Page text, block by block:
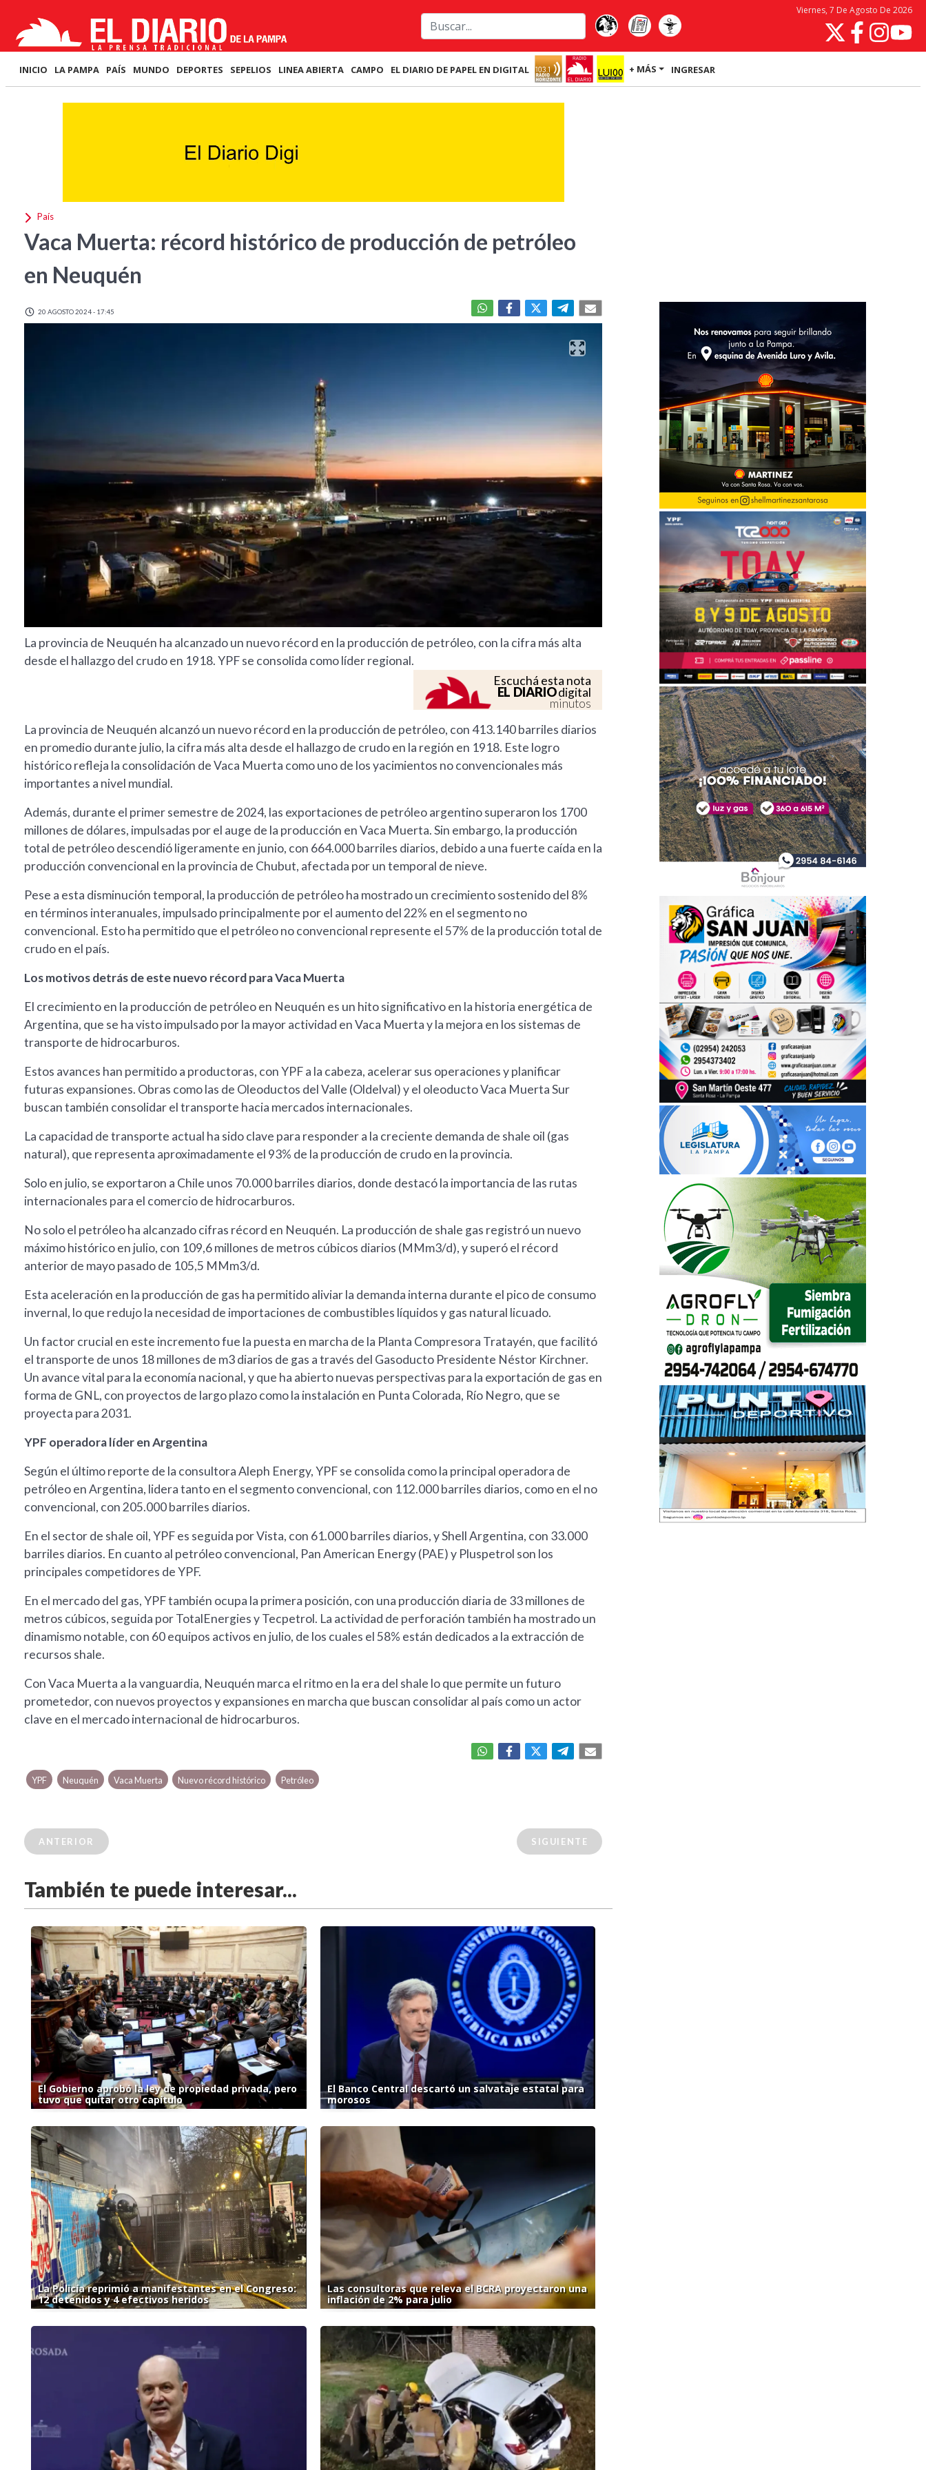
Viernes, 7 De Agosto De 2026
INICIO LA PAMPA PAÍS MUNDO DEPORTES SEPELIOS LINEA ABIERTA CAMPO EL DIARIO DE PAPEL EN DIGITAL + MÁS INGRESAR
País
Vaca Muerta: récord histórico de producción de petróleo
en Neuquén
20 AGOSTO 2024 - 17:45
La provincia de Neuquén ha alcanzado un nuevo récord en la producción de petróleo, con la cifra más alta
desde el hallazgo del crudo en 1918. YPF se consolida como líder regional.
Escuchá esta nota
EL DIARIOdigital
minutos
La provincia de Neuquén alcanzó un nuevo récord en la producción de petróleo, con 413.140 barriles diarios
en promedio durante julio, la cifra más alta desde el hallazgo de crudo en la región en 1918. Este logro
histórico refleja la consolidación de Vaca Muerta como uno de los yacimientos no convencionales más
importantes a nivel mundial.
Además, durante el primer semestre de 2024, las exportaciones de petróleo argentino superaron los 1700
millones de dólares, impulsadas por el auge de la producción en Vaca Muerta. Sin embargo, la producción
total de petróleo descendió ligeramente en junio, con 664.000 barriles diarios, debido a una fuerte caída en la
producción convencional en la provincia de Chubut, afectada por un temporal de nieve.
Pese a esta disminución temporal, la producción de petróleo ha mostrado un crecimiento sostenido del 8%
en términos interanuales, impulsado principalmente por el aumento del 22% en el segmento no
convencional. Esto ha permitido que el petróleo no convencional represente el 57% de la producción total de
crudo en el país.
Los motivos detrás de este nuevo récord para Vaca Muerta
El crecimiento en la producción de petróleo en Neuquén es un hito significativo en la historia energética de
Argentina, que se ha visto impulsado por la mayor actividad en Vaca Muerta y la mejora en los sistemas de
transporte de hidrocarburos.
Estos avances han permitido a productoras, con YPF a la cabeza, acelerar sus operaciones y planificar
futuras expansiones. Obras como las de Oleoductos del Valle (Oldelval) y el oleoducto Vaca Muerta Sur
buscan también consolidar el transporte hacia mercados internacionales.
La capacidad de transporte actual ha sido clave para responder a la creciente demanda de shale oil (gas
natural), que representa aproximadamente el 93% de la producción de crudo en la provincia.
Solo en julio, se exportaron a Chile unos 70.000 barriles diarios, donde destacó la importancia de las rutas
internacionales para el comercio de hidrocarburos.
No solo el petróleo ha alcanzado cifras récord en Neuquén. La producción de shale gas registró un nuevo
máximo histórico en julio, con 109,6 millones de metros cúbicos diarios (MMm3/d), y superó el récord
anterior de mayo pasado de 105,5 MMm3/d.
Esta aceleración en la producción de gas ha permitido aliviar la demanda interna durante el pico de consumo
invernal, lo que redujo la necesidad de importaciones de combustibles líquidos y gas natural licuado.
Un factor crucial en este incremento fue la puesta en marcha de la Planta Compresora Tratayén, que facilitó
el transporte de unos 18 millones de m3 diarios de gas a través del Gasoducto Presidente Néstor Kirchner.
Un avance vital para la economía nacional, y que ha abierto nuevas perspectivas para la exportación de gas en
forma de GNL, con proyectos de largo plazo como la instalación en Punta Colorada, Río Negro, que se
proyecta para 2031.
YPF operadora líder en Argentina
Según el último reporte de la consultora Aleph Energy, YPF se consolida como la principal operadora de
petróleo en Argentina, lidera tanto en el segmento convencional, con 112.000 barriles diarios, como en el no
convencional, con 205.000 barriles diarios.
En el sector de shale oil, YPF es seguida por Vista, con 61.000 barriles diarios, y Shell Argentina, con 33.000
barriles diarios. En cuanto al petróleo convencional, Pan American Energy (PAE) y Pluspetrol son los
principales competidores de YPF.
En el mercado del gas, YPF también ocupa la primera posición, con una producción diaria de 33 millones de
metros cúbicos, seguida por TotalEnergies y Tecpetrol. La actividad de perforación también ha mostrado un
dinamismo notable, con 60 equipos activos en julio, de los cuales el 58% están dedicados a la extracción de
recursos shale.
Con Vaca Muerta a la vanguardia, Neuquén marca el ritmo en la era del shale lo que permite un futuro
prometedor, con nuevos proyectos y expansiones en marcha que buscan consolidar al país como un actor
clave en el mercado internacional de hidrocarburos.
YPF Neuquén Vaca Muerta Nuevo récord histórico Petróleo
ANTERIOR SIGUIENTE
También te puede interesar...
El Gobierno aprobó la ley de propiedad privada, pero
tuvo que quitar otro capítulo
El Banco Central descartó un salvataje estatal para
morosos
La Policía reprimió a manifestantes en el Congreso:
12 detenidos y 4 efectivos heridos
Las consultoras que releva el BCRA proyectaron una
inflación de 2% para julio